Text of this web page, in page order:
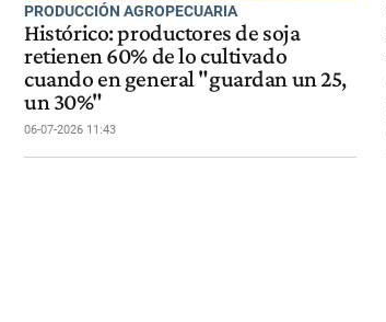
PRODUCCIÓN AGROPECUARIA
Histórico: productores de soja
retienen 60% de lo cultivado
cuando en general "guardan un 25,
un 30%"
06-07-2026 11:43